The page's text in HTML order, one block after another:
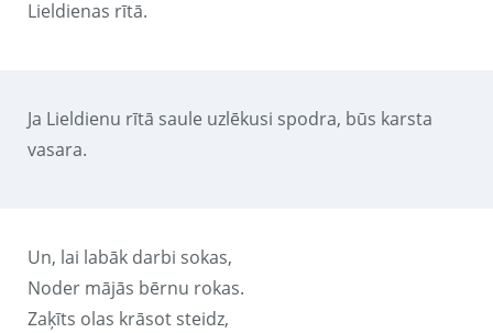
Lieldienas rītā.
Ja Lieldienu rītā saule uzlēkusi spodra, būs karsta
vasara.
Un, lai labāk darbi sokas,
Noder mājās bērnu rokas.
Zaķīts olas krāsot steidz,